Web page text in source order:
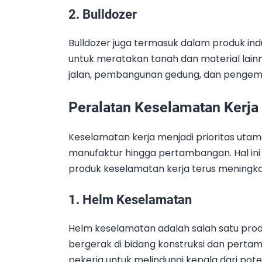
2. Bulldozer
Bulldozer juga termasuk dalam produk
untuk meratakan tanah dan material
jalan, pembangunan gedung, dan
Peralatan Keselamatan Kerja
Keselamatan kerja menjadi prioritas
manufaktur hingga pertambangan. Hal
produk keselamatan kerja terus
1. Helm Keselamatan
Helm keselamatan adalah salah satu
bergerak di bidang konstruksi dan